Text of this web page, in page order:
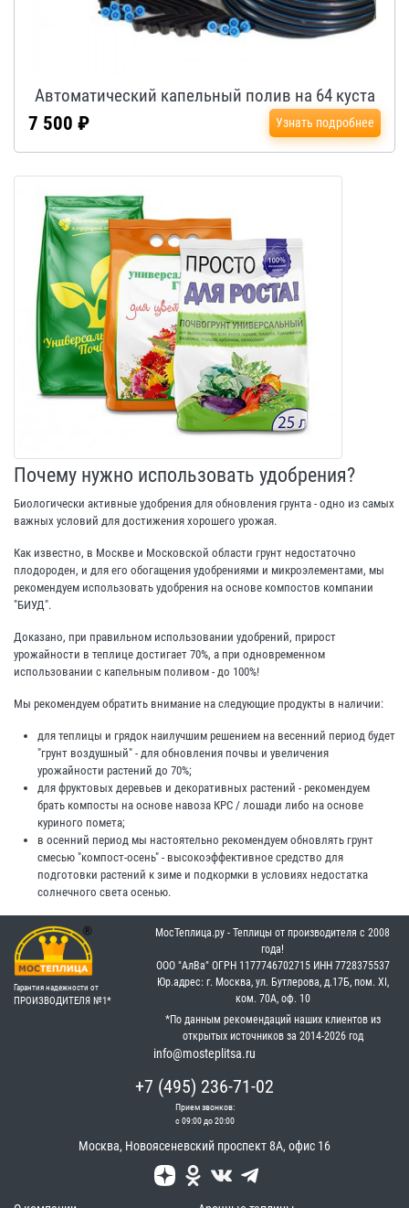
Автоматический капельный полив на 64 куста
7 500 ₽ Узнать подробнее
Почему нужно использовать удобрения?
Биологически активные удобрения для обновления грунта - одно из самых
важных условий для достижения хорошего урожая.
Как известно, в Москве и Московской области грунт недостаточно
плодороден, и для его обогащения удобрениями и микроэлементами, мы
рекомендуем использовать удобрения на основе компостов компании
"БИУД".
Доказано, при правильном использовании удобрений, прирост
урожайности в теплице достигает 70%, а при одновременном
использовании с капельным поливом - до 100%!
Мы рекомендуем обратить внимание на следующие продукты в наличии:
для теплицы и грядок наилучшим решением на весенний период будет
"грунт воздушный" - для обновления почвы и увеличения
урожайности растений до 70%;
для фруктовых деревьев и декоративных растений - рекомендуем
брать компосты на основе навоза КРС / лошади либо на основе
куриного помета;
в осенний период мы настоятельно рекомендуем обновлять грунт
смесью "компост-осень" - высокоэффективное средство для
подготовки растений к зиме и подкормки в условиях недостатка
солнечного света осенью.
Гарантия надежности от
ПРОИЗВОДИТЕЛЯ №1*
МосТеплица.ру - Теплицы от производителя с 2008
года!
OOO "АлВа" OГРН ‎1177746702715 ИНН ‎7728375537
Юр.адрес: г. Москва, ул. Бутлерова, д.17Б, пом. XI,
ком. 70А, оф. 10
*По данным рекомендаций наших клиентов из
открытых источников за 2014-2026 год
info@mosteplitsa.ru
+7 (495) 236-71-02
Прием звонков:
с 09:00 до 20:00
Москва, Новоясеневский проспект 8А, офис 16